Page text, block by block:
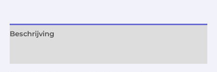
Beschrijving